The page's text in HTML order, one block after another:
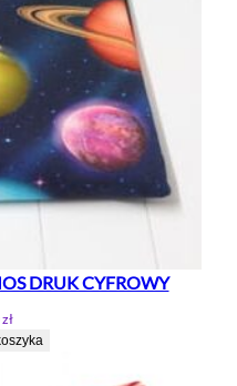
DRUK CYFROWY
zł